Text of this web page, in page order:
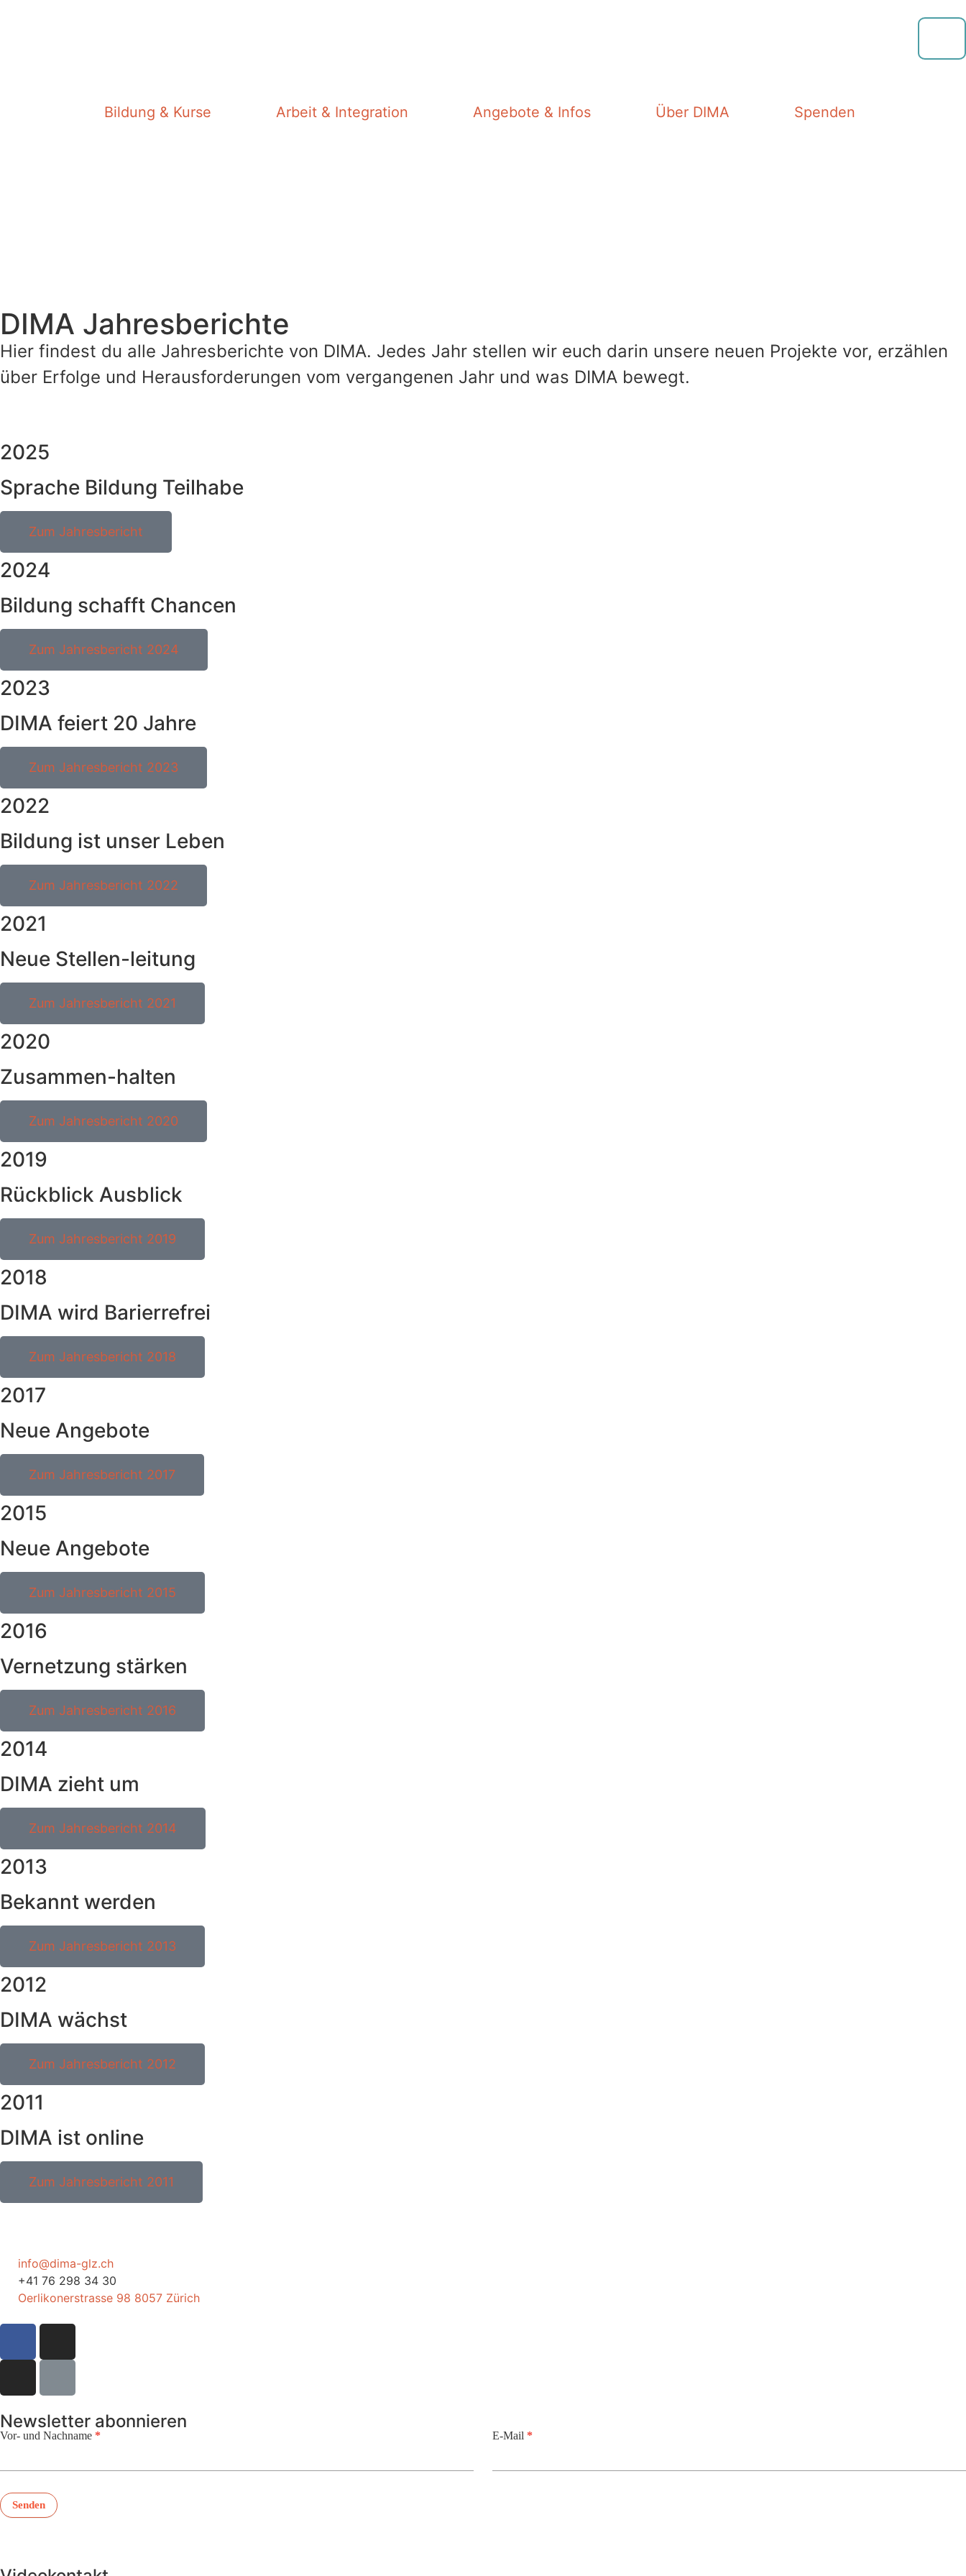
Bildung & Kurse Arbeit & Integration Angebote & Infos Über DIMA Spenden
DIMA Jahresberichte
Hier findest du alle Jahresberichte von DIMA. Jedes Jahr stellen wir euch darin unsere neuen Projekte vor, erzählen
über Erfolge und Herausforderungen vom vergangenen Jahr und was DIMA bewegt.
2025
Sprache Bildung Teilhabe
Zum Jahresbericht
2024
Bildung schafft Chancen
Zum Jahresbericht 2024
2023
DIMA feiert 20 Jahre
Zum Jahresbericht 2023
2022
Bildung ist unser Leben
Zum Jahresbericht 2022
2021
Neue Stellen-leitung
Zum Jahresbericht 2021
2020
Zusammen-halten
Zum Jahresbericht 2020
2019
Rückblick Ausblick
Zum Jahresbericht 2019
2018
DIMA wird Barierrefrei
Zum Jahresbericht 2018
2017
Neue Angebote
Zum Jahresbericht 2017
2015
Neue Angebote
Zum Jahresbericht 2015
2016
Vernetzung stärken
Zum Jahresbericht 2016
2014
DIMA zieht um
Zum Jahresbericht 2014
2013
Bekannt werden
Zum Jahresbericht 2013
2012
DIMA wächst
Zum Jahresbericht 2012
2011
DIMA ist online
Zum Jahresbericht 2011
info@dima-glz.ch
+41 76 298 34 30
Oerlikonerstrasse 98 8057 Zürich
Newsletter abonnieren
Newsletter
Vor- und Nachname * E-Mail *
Senden